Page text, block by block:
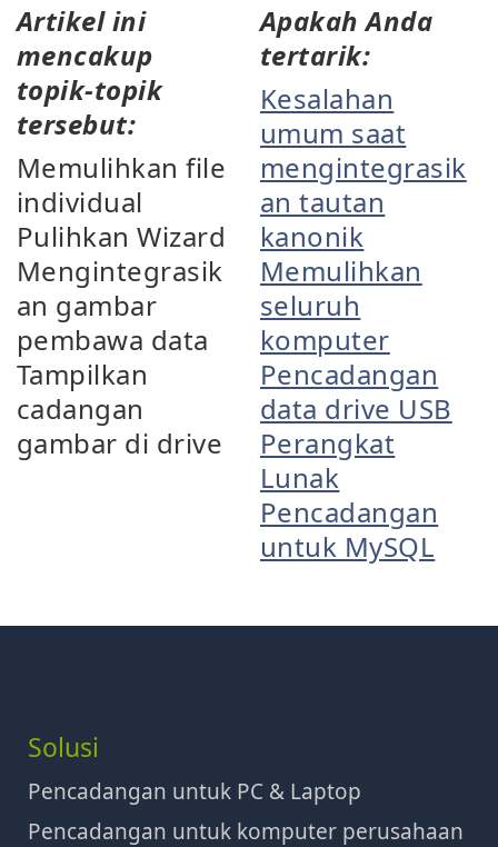
Artikel ini
mencakup
topik-topik
tersebut:
Memulihkan file
individual
Pulihkan Wizard
Mengintegrasik
an gambar
pembawa data
Tampilkan
cadangan
gambar di drive
Apakah Anda
tertarik:
Kesalahan
umum saat
mengintegrasik
an tautan
kanonik
Memulihkan
seluruh
komputer
Pencadangan
data drive USB
Perangkat
Lunak
Pencadangan
untuk MySQL
Solusi
Pencadangan untuk PC & Laptop
Pencadangan untuk komputer perusahaan